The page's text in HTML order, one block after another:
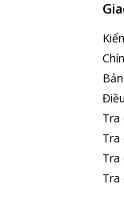
ngang bao phủ
hoạt, người dùng
đặt.
Tra
Tra
Tra
Tra